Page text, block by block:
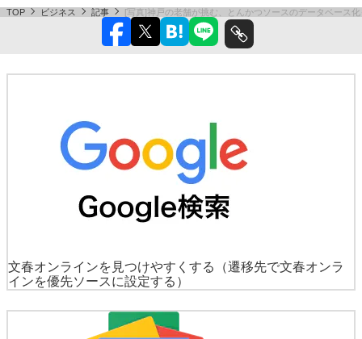
TOP ビジネス 記事 [写真]神戸の老舗が挑む、とんかつソースのデータベース
文春オンラインを見つけやすくする
（遷移先で文春オンラ
インを優先ソースに設定する）